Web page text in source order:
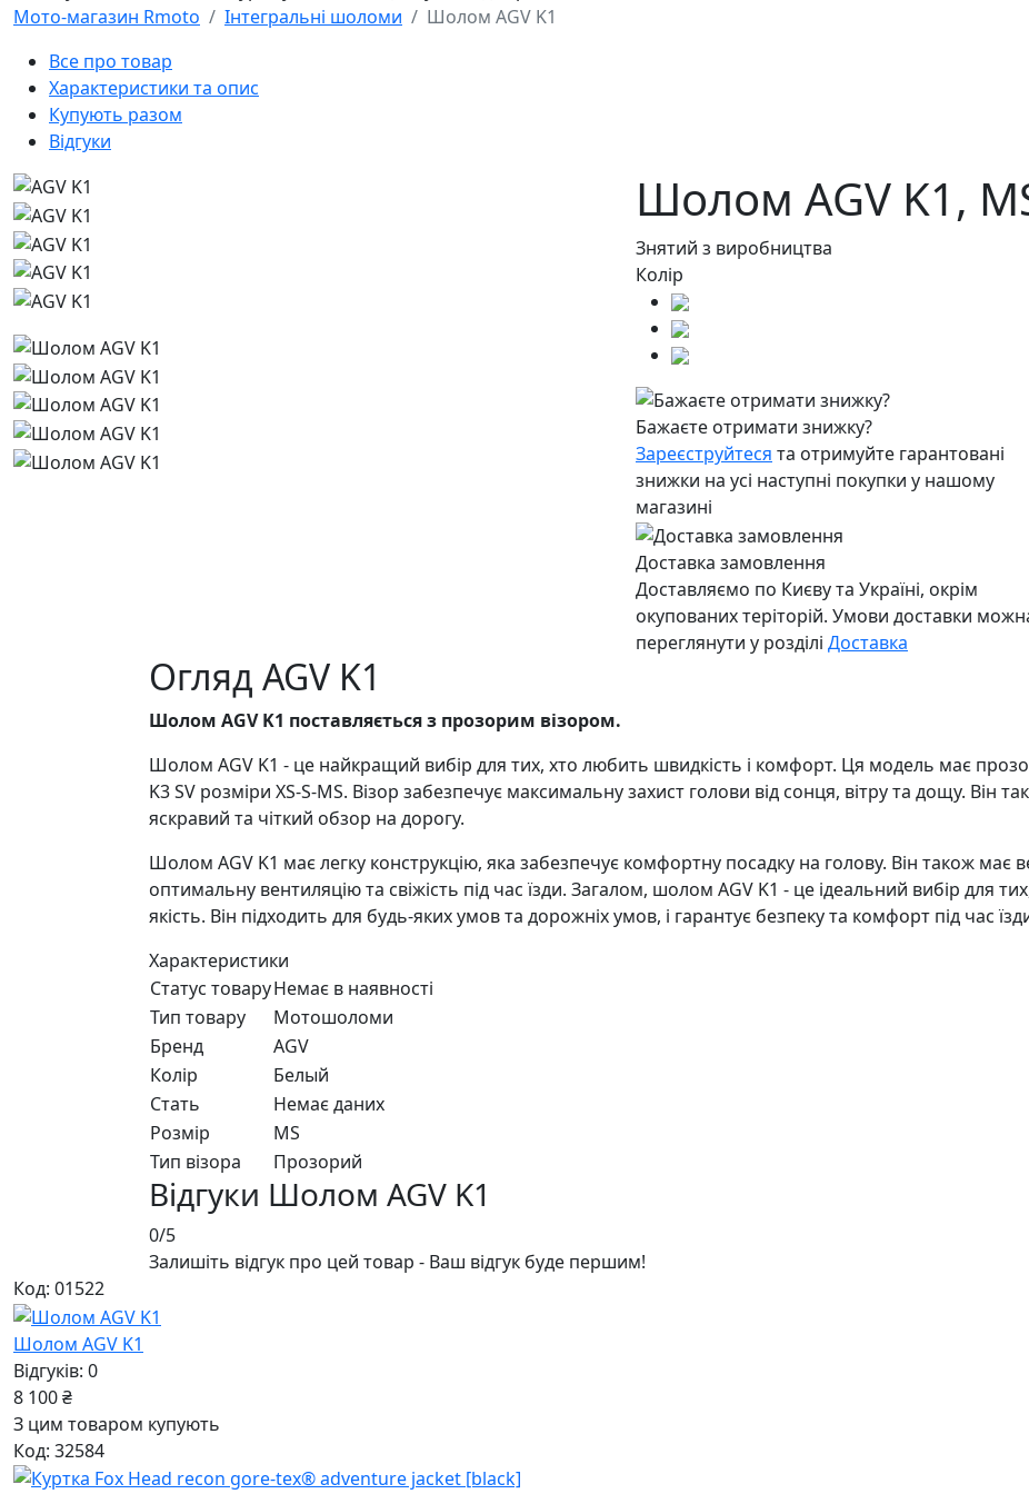
Мото-магазин Rmoto
Інтегральні шоломи
Шолом AGV K1
Все про товар
Характеристики та опис
Купують разом
Відгуки
Шолом AGV K1,
Знятий з виробництва
Колір
Бажаєте отримати знижку?
Зареєструйтеся та отримуйте гарантовані
знижки на усі наступні покупки у нашому
магазині
Доставка замовлення
Доставляємо по Києву та Україні, окрім
окупованих теріторій. Умови доставки
переглянути у розділі Доставка
Огляд AGV K1
Шолом AGV K1 поставляється з прозорим візором.
Шолом AGV K1 - це найкращий вибір для тих, хто любить швидкість і комфорт. Ця модель має
K3 SV розміри XS-S-MS. Візор забезпечує максимальну захист голови від сонця, вітру та дощу. Він
яскравий та чіткий обзор на дорогу.
Шолом AGV K1 має легку конструкцію, яка забезпечує комфортну посадку на голову. Він також має
оптимальну вентиляцію та свіжість під час їзди. Загалом, шолом AGV K1 - це ідеальний вибір для
якість. Він підходить для будь-яких умов та дорожніх умов, і гарантує безпеку та комфорт під час
Характеристики
Статус товаруНемає в наявності
Тип товару
Мотошоломи
Бренд
AGV
Колір
Белый
Стать
Немає даних
Розмір
MS
Тип візора
Прозорий
Відгуки Шолом AGV K1
0/5
Залишіть відгук про цей товар - Ваш відгук буде першим!
Код: 01522
Шолом AGV K1
Відгуків: 0
8 100 ₴
З цим товаром купують
Код: 32584